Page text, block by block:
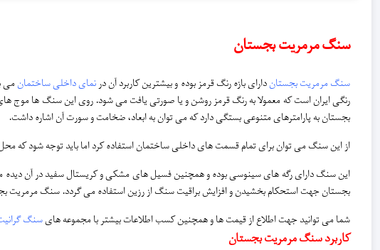
سنگ مرمریت بجستان
سنگ مرمریت بجستاندارای بازه رنگ قرمز بوده و بیشترین کاربرد آن در نمای داخلی ساختمانمی‌
رنگی ایران است که معمولا به رنگ قرمز روشن و یا صورتی یافت می شود. روی این سنگ ها موج
بجستان به پارامترهای متنوعی بستگی دارد که می‌ توان به ابعاد، ضخامت و سورت آن اشاره داشت.
از این سنگ می توان برای تمام قسمت های داخلی ساختمان استفاده کرد اما باید توجه شود
این سنگ دارای رگه های سینوسی بوده و همچنین فسیل های مشکی و کریستال سفید در آن
بجستان جهت استحکام بخشیدن و افزایش براقیت سنگ از رزین استفاده می گردد. سنگ مرمریت
شما می توانید جهت اطلاع از قیمت ها و همچنین کسب اطلاعات بیشتر با مجموعه هایسنگ
کاربرد سنگ مرمریت بجستان